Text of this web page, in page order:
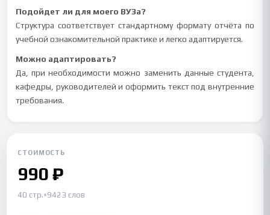
Подойдет ли для моего ВУЗа?
Структура соответствует стандартному формату отчёта по
учебной ознакомительной практике и легко адаптируется.
Можно адаптировать?
Да, при необходимости можно заменить данные студента,
кафедры, руководителей и оформить текст под внутренние
требования.
СТОИМОСТЬ
990 ₽
40 стр.•9423 слов